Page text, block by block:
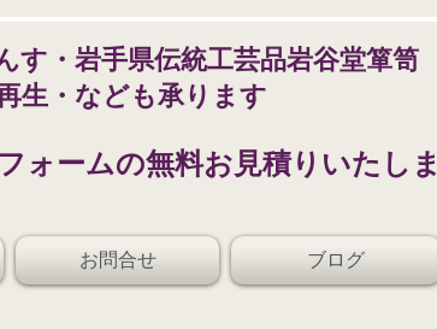
す・岩手県伝統工芸品岩谷堂箪笥
生・なども承ります
ォームの無料お見積りいたしま
お問合せ ブログ